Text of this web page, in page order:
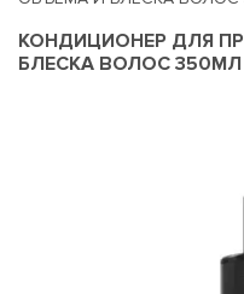
КОНДИЦИОНЕР ДЛЯ
БЛЕСКА ВОЛОС 350МЛ